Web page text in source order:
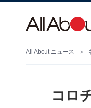
All About ニュース
コロ